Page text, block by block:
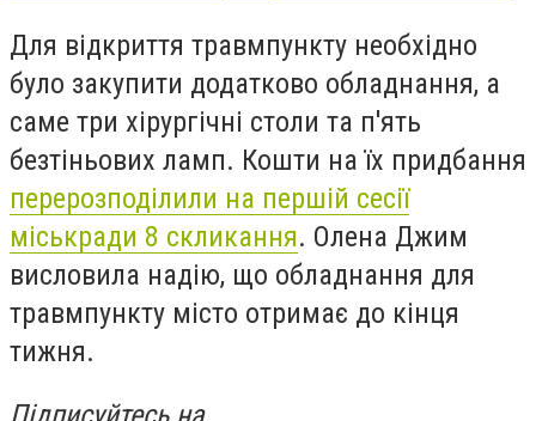
Для відкриття травмпункту необхідно
було закупити додатково обладнання, а
саме три хірургічні столи та п'ять
безтіньових ламп. Кошти на їх придбання
перерозподілили на першій сесії
міськради 8 скликання. Олена Джим
висловила надію, що обладнання для
травмпункту місто отримає до кінця
тижня.